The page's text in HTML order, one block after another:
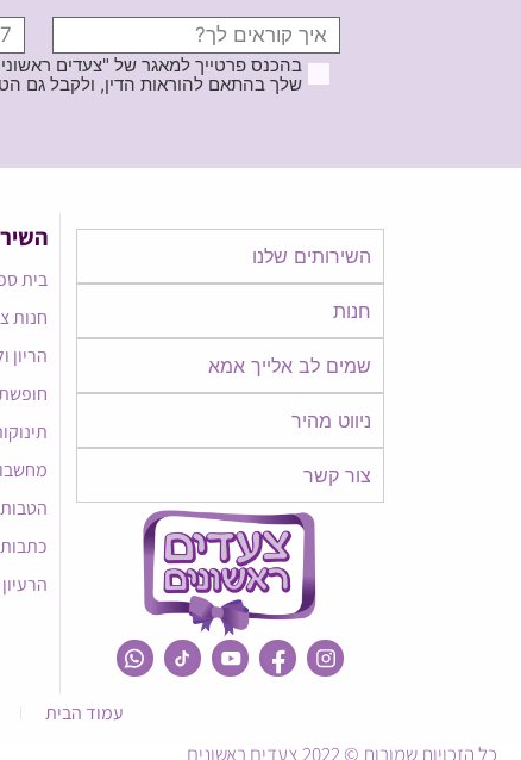
בהכנס פרטייך למאגר של "צעדים
שלך בהתאם להוראות הדין, ולקבל גם הטבות ודברי
השירותים שלנו
חנות
שמים לב אלייך אמא​​
ניווט מהיר
צור קשר
בית
חנות
הריון
כתבות
עמוד הבית
כל הזכויות שמורות © 2022 צעדים ראשונים